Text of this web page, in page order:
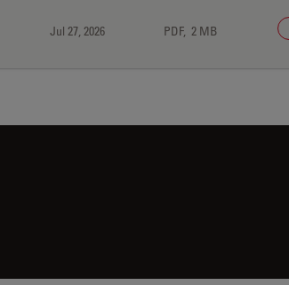
Jul 27, 2026 PDF, 2 MB